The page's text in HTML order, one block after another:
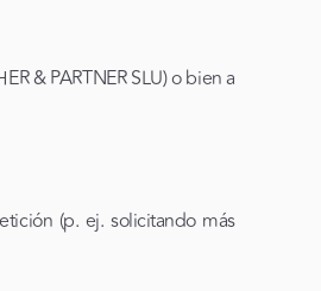
& PARTNER SLU) o bien a
(p. ej. solicitando más